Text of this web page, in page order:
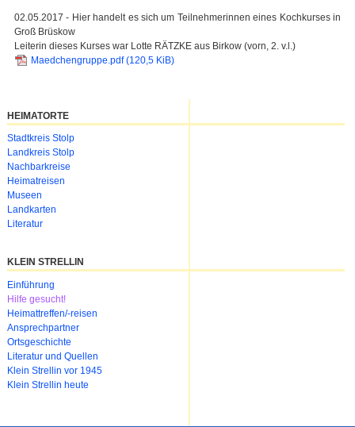
02.05.2017 - Hier handelt es sich um Teilnehmerinnen eines Kochkurses in
Groß Brüskow
Leiterin dieses Kurses war Lotte RÄTZKE aus Birkow (vorn, 2. v.l.)
Maedchengruppe.pdf(120,5 KiB)
HEIMATORTE
Navigation
überspringen
Stadtkreis Stolp
Landkreis Stolp
Nachbarkreise
Heimatreisen
Museen
Landkarten
Literatur
KLEIN STRELLIN
Navigation
überspringen
Einführung
Hilfe gesucht!
Heimattreffen/-reisen
Ansprechpartner
Ortsgeschichte
Literatur und Quellen
Klein Strellin vor 1945
Klein Strellin heute